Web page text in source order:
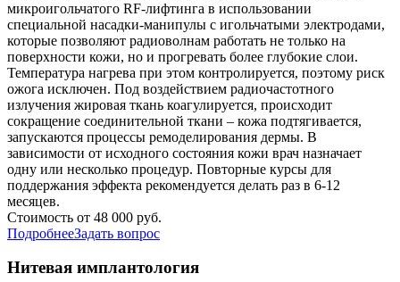
микроигольчатого RF-лифтинга в использовании
специальной насадки-манипулы с игольчатыми электродами,
которые позволяют радиоволнам работать не только на
поверхности кожи, но и прогревать более глубокие слои.
Температура нагрева при этом контролируется, поэтому риск
ожога исключен. Под воздействием радиочастотного
излучения жировая ткань коагулируется, происходит
сокращение соединительной ткани – кожа подтягивается,
запускаются процессы ремоделирования дермы. В
зависимости от исходного состояния кожи врач назначает
одну или несколько процедур. Повторные курсы для
поддержания эффекта рекомендуется делать раз в 6-12
месяцев.
Стоимость от 48 000 руб.
ПодробнееЗадать вопрос
Нитевая имплантология